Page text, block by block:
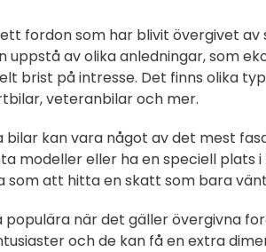
fordon som har blivit övergivet
uppstå av olika anledningar, som
brist på intresse. Det finns olika
veteranbilar och mer.
bilar kan vara något av det mest
modeller eller ha en speciell plats
som att hitta en skatt som bara
när det gäller övergivna
och de kan få en extra